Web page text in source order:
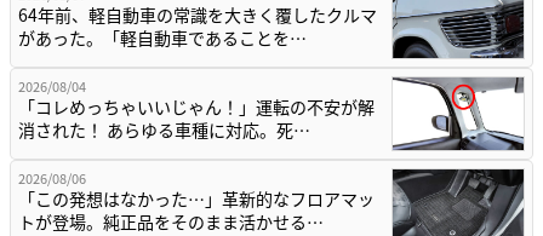
64年前、軽自動車の常識を大きく覆したクルマ
があった。「軽自動車であることを…
2026/08/04
「コレめっちゃいいじゃん！」運転の不安が解
消された！ あらゆる車種に対応。死…
2026/08/06
「この発想はなかった…」革新的なフロアマッ
トが登場。純正品をそのまま活かせる…